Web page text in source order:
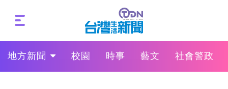
地方新聞 校園 時事 藝文 社會警政